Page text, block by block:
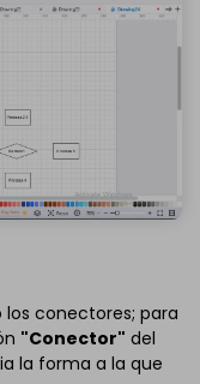
conectores; para
"Conector" del
la forma a la que